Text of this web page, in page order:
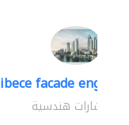
ibece facade
استشارات هندسية